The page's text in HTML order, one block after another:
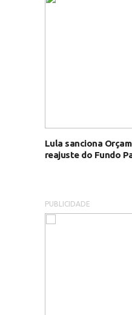
Lula sanciona
reajuste do Fundo
PUBLICIDADE